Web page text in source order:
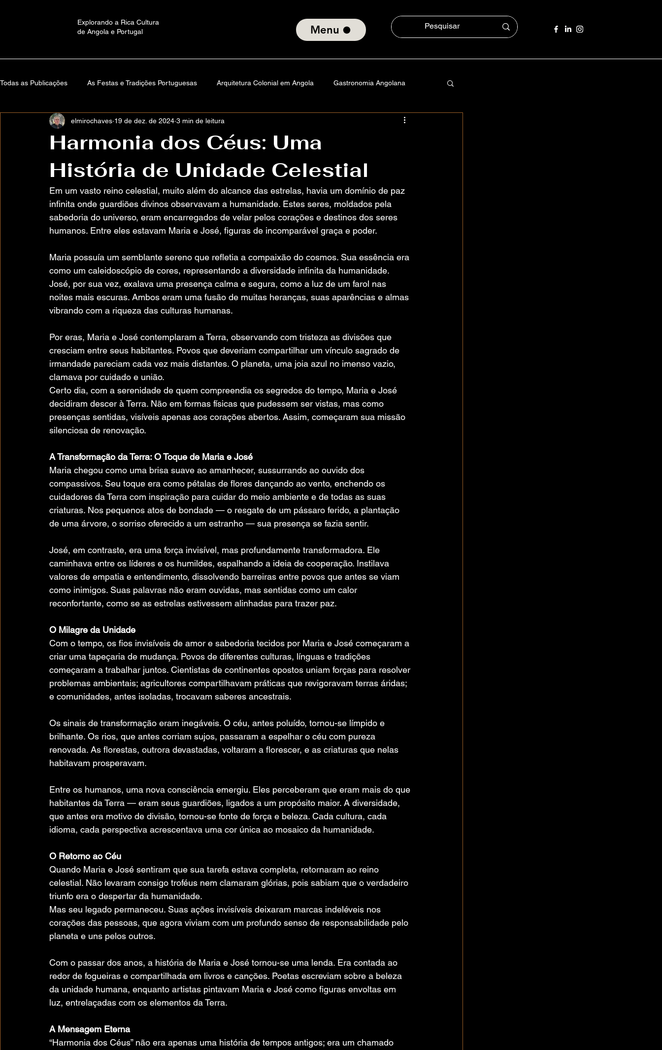
Explorando a Rica Cultura
de Angola e Portugal
Menu
Todas as Publicações As Festas e Tradições Portuguesas Arquitetura Colonial em Angola Gastronomia Angolana
Educação e Cultura em Angola Memórias de Santa Comba Tecnologia
Versos Da Alma Autobiografia Mundos Imaginários: Histórias Cultura e Consciência Social
About ElmiroChaves O Mundo Estante Lusófona Padrão da Orquídea
Harmonia dos Céus: Uma
História de Unidade Celestial
elmirochaves 19 de dez. de 2024 3 min de leitura
Em um vasto reino celestial, muito além do alcance das estrelas, havia um domínio de paz
infinita onde guardiões divinos observavam a humanidade. Estes seres, moldados pela
sabedoria do universo, eram encarregados de velar pelos corações e destinos dos seres
humanos. Entre eles estavam Maria e José, figuras de incomparável graça e poder.
Maria possuía um semblante sereno que refletia a compaixão do cosmos. Sua essência era
como um caleidoscópio de cores, representando a diversidade infinita da humanidade.
José, por sua vez, exalava uma presença calma e segura, como a luz de um farol nas
noites mais escuras. Ambos eram uma fusão de muitas heranças, suas aparências e almas
vibrando com a riqueza das culturas humanas.
Por eras, Maria e José contemplaram a Terra, observando com tristeza as divisões que
cresciam entre seus habitantes. Povos que deveriam compartilhar um vínculo sagrado de
irmandade pareciam cada vez mais distantes. O planeta, uma joia azul no imenso vazio,
clamava por cuidado e união.
Certo dia, com a serenidade de quem compreendia os segredos do tempo, Maria e José
decidiram descer à Terra. Não em formas físicas que pudessem ser vistas, mas como
presenças sentidas, visíveis apenas aos corações abertos. Assim, começaram sua missão
silenciosa de renovação.
A Transformação da Terra: O Toque de Maria e José
Maria chegou como uma brisa suave ao amanhecer, sussurrando ao ouvido dos
compassivos. Seu toque era como pétalas de flores dançando ao vento, enchendo os
cuidadores da Terra com inspiração para cuidar do meio ambiente e de todas as suas
criaturas. Nos pequenos atos de bondade — o resgate de um pássaro ferido, a plantação
de uma árvore, o sorriso oferecido a um estranho — sua presença se fazia sentir.
José, em contraste, era uma força invisível, mas profundamente transformadora. Ele
caminhava entre os líderes e os humildes, espalhando a ideia de cooperação. Instilava
valores de empatia e entendimento, dissolvendo barreiras entre povos que antes se viam
como inimigos. Suas palavras não eram ouvidas, mas sentidas como um calor
reconfortante, como se as estrelas estivessem alinhadas para trazer paz.
O Milagre da Unidade
Com o tempo, os fios invisíveis de amor e sabedoria tecidos por Maria e José começaram a
criar uma tapeçaria de mudança. Povos de diferentes culturas, línguas e tradições
começaram a trabalhar juntos. Cientistas de continentes opostos uniam forças para resolver
problemas ambientais; agricultores compartilhavam práticas que revigoravam terras áridas;
e comunidades, antes isoladas, trocavam saberes ancestrais.
Os sinais de transformação eram inegáveis. O céu, antes poluído, tornou-se límpido e
brilhante. Os rios, que antes corriam sujos, passaram a espelhar o céu com pureza
renovada. As florestas, outrora devastadas, voltaram a florescer, e as criaturas que nelas
habitavam prosperavam.
Entre os humanos, uma nova consciência emergiu. Eles perceberam que eram mais do que
habitantes da Terra — eram seus guardiões, ligados a um propósito maior. A diversidade,
que antes era motivo de divisão, tornou-se fonte de força e beleza. Cada cultura, cada
idioma, cada perspectiva acrescentava uma cor única ao mosaico da humanidade.
O Retorno ao Céu
Quando Maria e José sentiram que sua tarefa estava completa, retornaram ao reino
celestial. Não levaram consigo troféus nem clamaram glórias, pois sabiam que o verdadeiro
triunfo era o despertar da humanidade.
Mas seu legado permaneceu. Suas ações invisíveis deixaram marcas indeléveis nos
corações das pessoas, que agora viviam com um profundo senso de responsabilidade pelo
planeta e uns pelos outros.
Com o passar dos anos, a história de Maria e José tornou-se uma lenda. Era contada ao
redor de fogueiras e compartilhada em livros e canções. Poetas escreviam sobre a beleza
da unidade humana, enquanto artistas pintavam Maria e José como figuras envoltas em
luz, entrelaçadas com os elementos da Terra.
A Mensagem Eterna
“Harmonia dos Céus” não era apenas uma história de tempos antigos; era um chamado